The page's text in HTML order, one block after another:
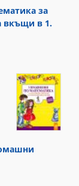
за
вкъщи в 1.